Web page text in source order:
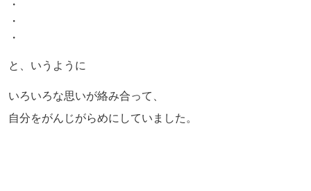
・
・
・
と、いうように
いろいろな思いが絡み合って、
自分をがんじがらめにしていました。